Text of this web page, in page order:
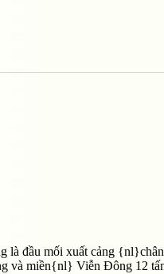
là đầu mối xuất cảng {nl}chân
và miền{nl} Viễn Đông 12